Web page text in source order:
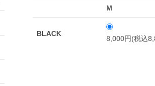
M
BLACK
8,000円(税込